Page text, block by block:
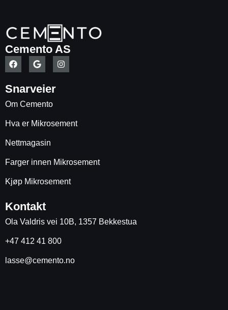
Cemento AS
Snarveier
Om Cemento
Hva er Mikrosement
Nettmagasin
Farger innen Mikrosement
Kjøp Mikrosement
Kontakt
Ola Valdris vei 10B, 1357 Bekkestua
+47 412 41 800
lasse@cemento.no